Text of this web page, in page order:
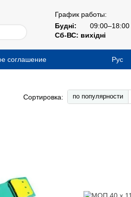
График работы:
Будні:
09:00–18:00
Сб-ВС: вихідні
соглашение
Рус
Сортировка: по популярности